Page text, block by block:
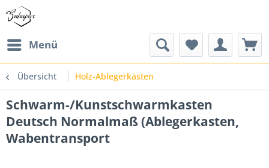
Menü
Übersicht Holz-Ablegerkästen
Schwarm-/Kunstschwarmkasten
Deutsch Normalmaß (Ablegerkasten,
Wabentransport